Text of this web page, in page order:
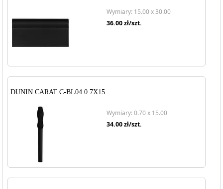
Wymiary: 15.00 x 30.00
36.00zł/szt.
DUNIN CARAT C-BL04 0.7X15
Wymiary: 0.70 x 15.00
34.00zł/szt.